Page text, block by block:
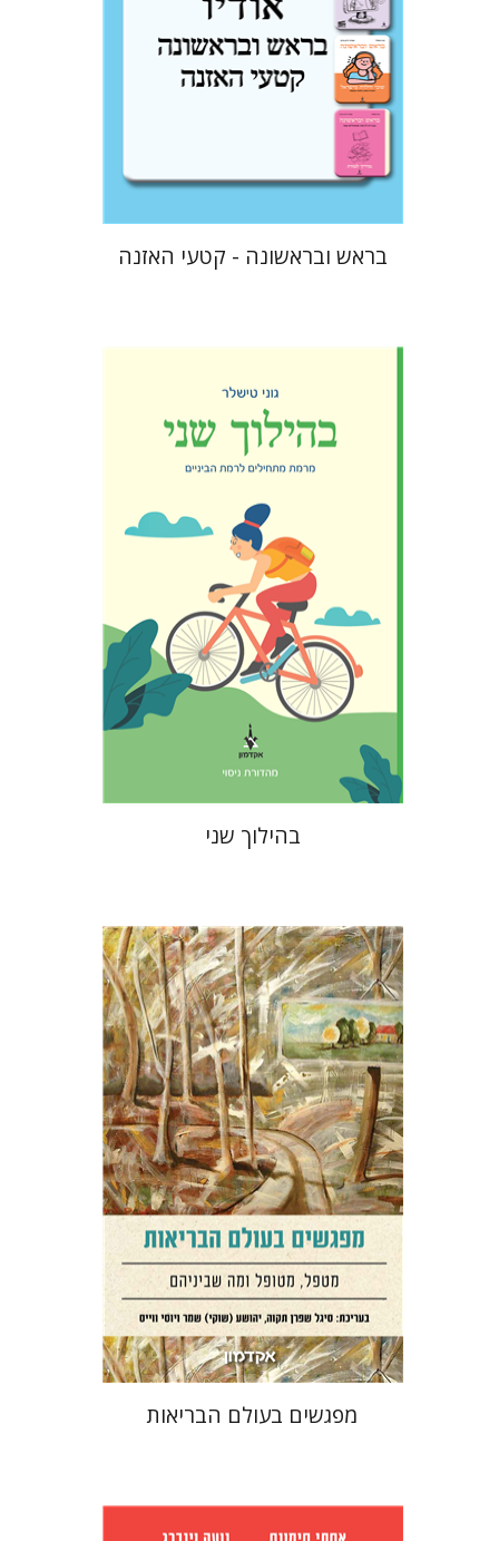
בראש ובראשונה - קטעי האזנה
גוני טישלר
הנחת אתר ספר מודפס
$16
בהילוך שני
סיגל שפרן-תקוה
יהושע (שוקי)
שמר
יוסי ווייס
הנחת אתר ספר מודפס
$42
$38
מפגשים בעולם הבריאות